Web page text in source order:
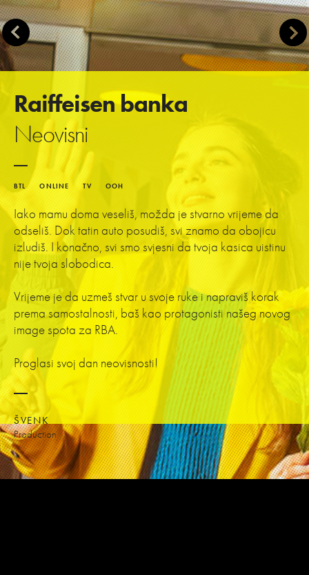
Raiffeisen banka
Neovisni
BTL ONLINE TV OOH
Iako mamu doma veseliš, možda je stvarno vrijeme da
odseliš. Dok tatin auto posudiš, svi znamo da obojicu
izludiš. I konačno, svi smo svjesni da tvoja kasica uistinu
nije tvoja slobodica.
Vrijeme je da uzmeš stvar u svoje ruke i napraviš korak
prema samostalnosti, baš kao protagonisti našeg novog
image spota za RBA.
Proglasi svoj dan neovisnosti!
ŠVENK
Production